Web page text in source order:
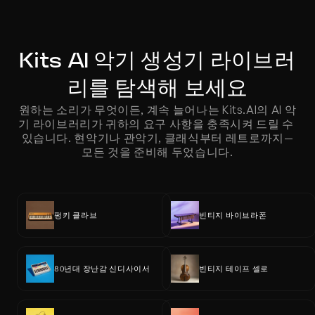
Kits AI 악기 생성기 라이브러
리를 탐색해 보세요
원하는 소리가 무엇이든, 계속 늘어나는 Kits.AI의 AI 악
기 라이브러리가 귀하의 요구 사항을 충족시켜 드릴 수
있습니다. 현악기나 관악기, 클래식부터 레트로까지—
모든 것을 준비해 두었습니다.
펑키 클라브 빈티지 바이브라폰
80년대 장난감 신디사이서 빈티지 테이프 셀로